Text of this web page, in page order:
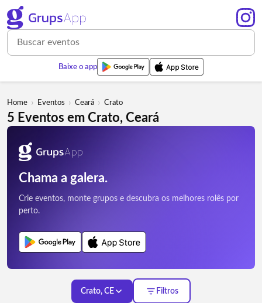
Baixe o app
Home › Eventos › Ceará › Crato
5 Eventos em Crato, Ceará
Chama a galera.
Crie eventos, monte grupos e descubra os melhores rolês por
perto.
Crato, CE Filtros